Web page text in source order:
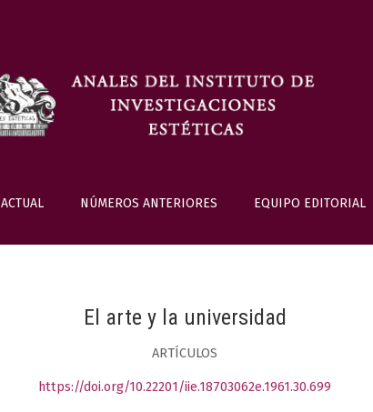
ACTUAL NÚMEROS ANTERIORES EQUIPO EDITORIAL
El arte y la universidad
ARTÍCULOS
https://doi.org/10.22201/iie.18703062e.1961.30.699